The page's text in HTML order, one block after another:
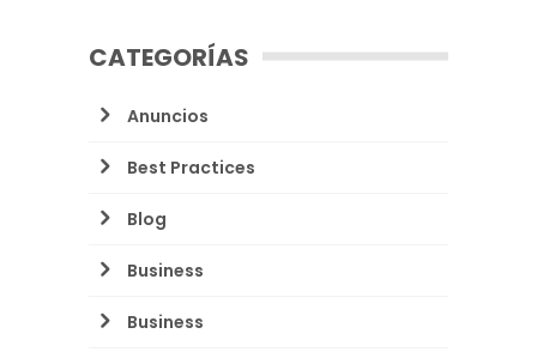
CATEGORÍAS
Anuncios
Best Practices
Blog
Business
Business